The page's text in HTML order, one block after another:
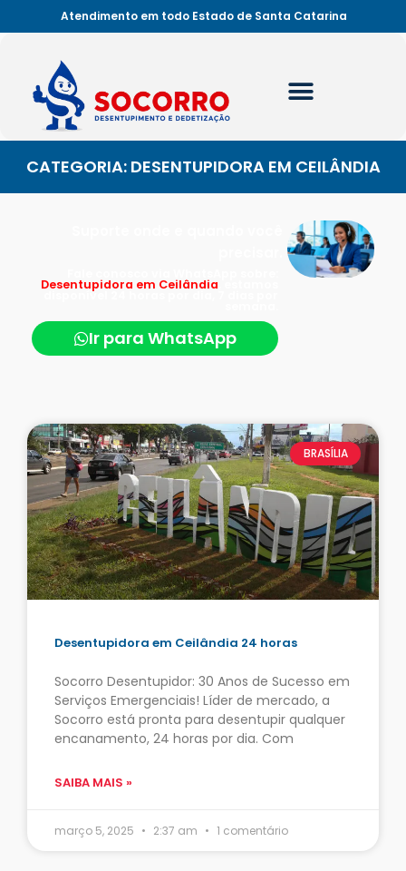
Atendimento em todo Estado de Santa Catarina
CATEGORIA: DESENTUPIDORA EM CEILÂNDIA
Desentupidora em Ceilândia
disponível 24 horas por dia, 7 dias por
Ir para WhatsApp
BRASÍLIA
Desentupidora em Ceilândia 24 horas
Socorro Desentupidor: 30 Anos de Sucesso em
Serviços Emergenciais! Líder de mercado, a
Socorro está pronta para desentupir qualquer
encanamento, 24 horas por dia. Com
SAIBA MAIS »
março 5, 2025 2:37 am 1 comentário